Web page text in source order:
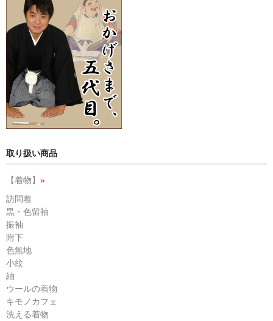
取り扱い商品
【着物】 »
訪問着
黒・色留袖
振袖
附下
色無地
小紋
紬
ウールの着物
キモノカフェ
洗える着物